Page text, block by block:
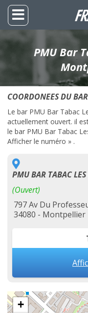
PMU Bar
COORDONEES DU
Le bar PMU Bar Tabac
actuellement ouvert. il
le bar PMU Bar Tabac
Afficher le numéro » .
PMU BAR TABAC LES
(Ouvert)
797 Av Du
34080 - Montpellier
+